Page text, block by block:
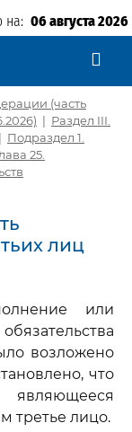
на: 06 августа 2026
(часть
| Раздел III.
| Подраздел 1.
25.
лиц
или
возложено
что
третье лицо.